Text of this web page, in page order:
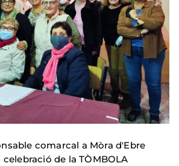
comarcal a Mòra d'Ebre
de la TÒMBOLA